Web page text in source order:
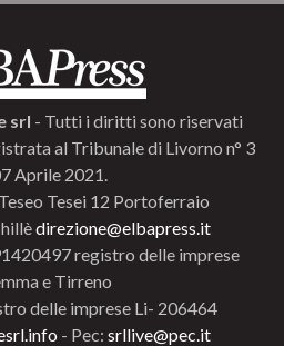
srl - Tutti i diritti sono riservati
al Tribunale di Livorno n° 3
Aprile 2021.
Tesei 12 Portoferraio
direzione@elbapress.it
registro delle imprese
e Tirreno
delle imprese Li- 206464
- Pec: srllive@pec.it